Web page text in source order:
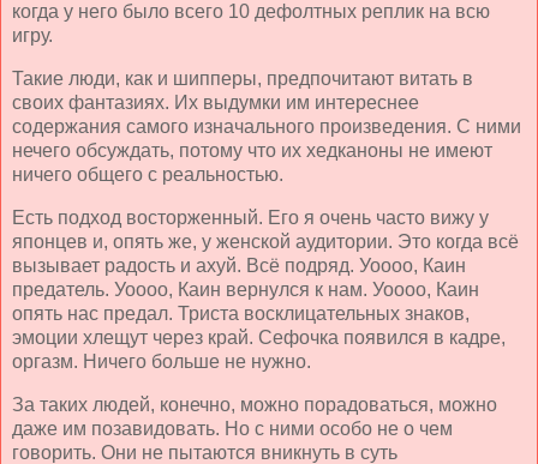
когда у него было всего 10 дефолтных реплик на всю
игру.
Такие люди, как и шипперы, предпочитают витать в
своих фантазиях. Их выдумки им интереснее
содержания самого изначального произведения. С ними
нечего обсуждать, потому что их хедканоны не имеют
ничего общего с реальностью.
Есть подход восторженный. Его я очень часто вижу у
японцев и, опять же, у женской аудитории. Это когда всё
вызывает радость и ахуй. Всё подряд. Уоооо, Каин
предатель. Уоооо, Каин вернулся к нам. Уоооо, Каин
опять нас предал. Триста восклицательных знаков,
эмоции хлещут через край. Сефочка появился в кадре,
оргазм. Ничего больше не нужно.
За таких людей, конечно, можно порадоваться, можно
даже им позавидовать. Но с ними особо не о чем
говорить. Они не пытаются вникнуть в суть